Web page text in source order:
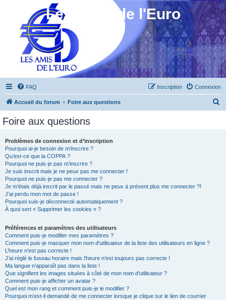
Les Amis de l'Euro
FAQ Connexion
Inscription
Accueil du forum Foire aux questions
Foire aux questions
Problèmes de connexion et d’inscription
Pourquoi ai-je besoin de m’inscrire ?
Qu’est-ce que la COPPA ?
Pourquoi ne puis-je pas m’inscrire ?
Je suis inscrit mais je ne peux pas me connecter !
Pourquoi ne puis-je pas me connecter ?
Je m’étais déjà inscrit par le passé mais ne peux à présent plus me connecter ?!
J’ai perdu mon mot de passe !
Pourquoi suis-je déconnecté automatiquement ?
À quoi sert « Supprimer les cookies » ?
Préférences et paramètres des utilisateurs
Comment puis-je modifier mes paramètres ?
Comment puis-je masquer mon nom d’utilisateur de la liste des utilisateurs en ligne ?
L’heure n’est pas correcte !
J’ai réglé le fuseau horaire mais l’heure n’est toujours pas correcte !
Ma langue n’apparaît pas dans la liste !
Que signifient les images situées à côté de mon nom d’utilisateur ?
Comment puis-je afficher un avatar ?
Quel est mon rang et comment puis-je le modifier ?
Pourquoi m’est-il demandé de me connecter lorsque je clique sur le lien de courrier